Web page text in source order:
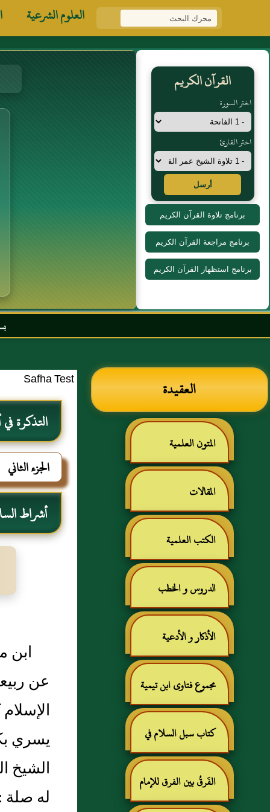
العلوم الشرعية
القرآن الكريم
اختر السورة
اختر القارئ
أرسل
برنامج تلاوة القرآن الكريم
برنامج مراجعة القرآن الكريم
برنامج استظهار القرآن الكريم
بسم الله
العقيدة
المتون العلمية
المقالات
الكتب العلمية
الدروس و الخطب
الأذكار و الأدعية
مجموع فتاوى ابن تيمية
كتاب سبل السلام في
شرح بلوغ المرام للإمام
الفَرقُ بين الفرق للإمام
Safha Test
التذكرة
الجزء الثاني
أشراط
ابن
عن
يسري
الشيخ
له صلة